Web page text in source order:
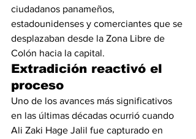
ciudadanos panameños,
estadounidenses y comerciantes que se
desplazaban desde la Zona Libre de
Colón hacia la capital.
Extradición reactivó el
proceso
Uno de los avances más significativos
en las últimas décadas ocurrió cuando
Ali Zaki Hage Jalil fue capturado en